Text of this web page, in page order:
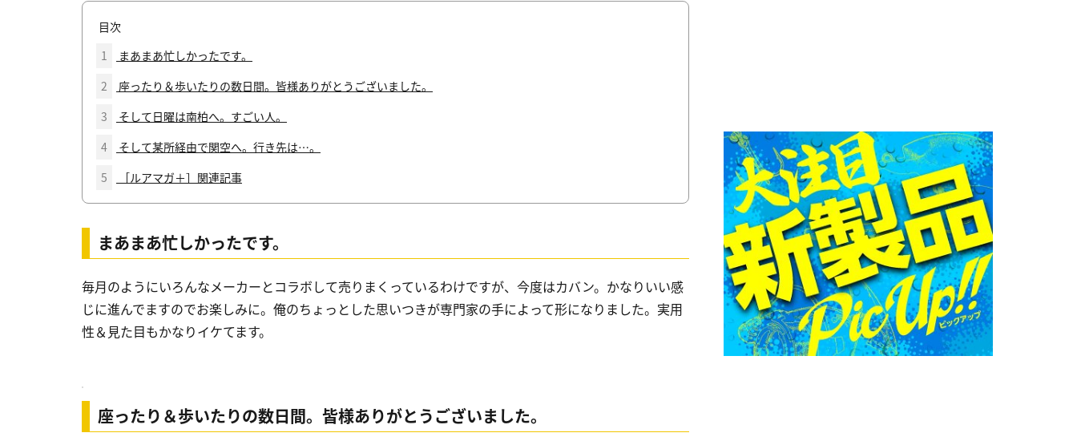
目次
1
まあまあ忙しかったです。
2
座ったり＆歩いたりの数日間。皆様ありがとうございました。
3
そして日曜は南柏へ。すごい人。
4
そして某所経由で関空へ。行き先は…。
5
［ルアマガ＋］関連記事
まあまあ忙しかったです。
毎月のようにいろんなメーカーとコラボして売りまくっているわけですが、今度はカバン。かなりいい感
じに進んでますのでお楽しみに。俺のちょっとした思いつきが専門家の手によって形になりました。実用
性＆見た目もかなりイケてます。
座ったり＆歩いたりの数日間。皆様ありがとうございました。